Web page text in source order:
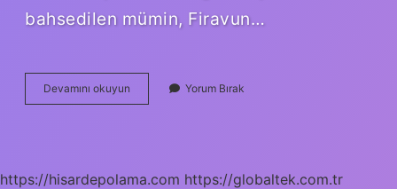
bahsedilen mümin, Firavun…
Devamını okuyun
Mümin
Yorum Bırak
https://hisardepolama.com https://globaltek.com.tr